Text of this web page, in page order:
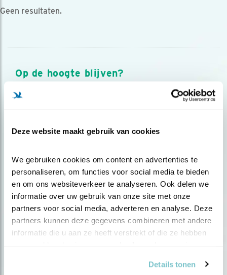
Deze website maakt gebruik van cookies
We gebruiken cookies om content en advertenties te
personaliseren, om functies voor social media te bieden
en om ons websiteverkeer te analyseren. Ook delen we
informatie over uw gebruik van onze site met onze
partners voor social media, adverteren en analyse. Deze
partners kunnen deze gegevens combineren met andere
informatie die u aan ze heeft verstrekt of die ze hebben
Details tonen
Geen resultaten.
Op de hoogte blijven?
Meld je aan en ontvang nieuws, inspiratie, acties en tips
over vogels en activiteiten van Vogelbescherming.